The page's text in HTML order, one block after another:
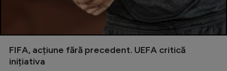
FIFA, acțiune fără precedent. UEFA critică
inițiativa